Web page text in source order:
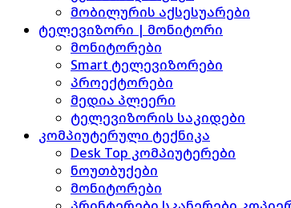
მობილურის აქსესუარები
ტელევიზორი | მონიტორი
მონიტორები
Smart ტელევიზორები
პროექტორები
მედია პლეერი
ტელევიზორის საკიდები
კომპიუტერული ტექნიკა
Desk Top კომპიუტერები
ნოუთბუქები
მონიტორები